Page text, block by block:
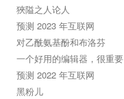
狹隘之人论人
预测 2023 年互联网
对乙酰氨基酚和布洛芬
一个好用的编辑器，很重要
预测 2022 年互联网
黑粉儿